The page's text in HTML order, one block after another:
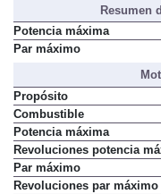
Resumen
Potencia máxima
Par máximo
Propósito
Combustible
Potencia máxima
Revoluciones potencia
Par máximo
Revoluciones par máximo